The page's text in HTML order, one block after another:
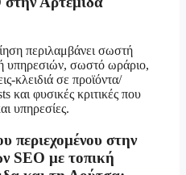
περιλαμβάνει σωστή
υπηρεσιών, σωστό ωράριο,
κλειδιά σε προϊόντα/
και φυσικές κριτικές που
υπηρεσίες.
περιεχομένου στην
SEO με τοπική